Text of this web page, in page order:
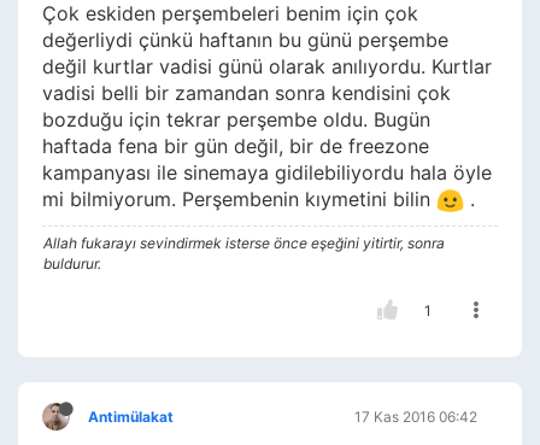
Çok eskiden perşembeleri benim için çok
değerliydi çünkü haftanın bu günü perşembe
değil kurtlar vadisi günü olarak anılıyordu. Kurtlar
vadisi belli bir zamandan sonra kendisini çok
bozduğu için tekrar perşembe oldu. Bugün
haftada fena bir gün değil, bir de freezone
kampanyası ile sinemaya gidilebiliyordu hala öyle
mi bilmiyorum. Perşembenin kıymetini bilin
.
Allah fukarayı sevindirmek isterse önce eşeğini yitirtir, sonra
buldurur.
1
Antimülakat 17 Kas 2016 06:42